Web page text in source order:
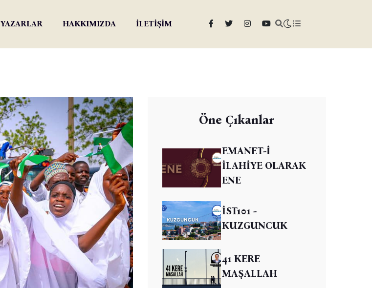
YAZARLAR HAKKIMIZDA İLETİŞİM
Öne Çıkanlar
EMANET-İ
İLAHİYE OLARAK
ENE
İST101 -
KUZGUNCUK
41 KERE
MAŞALLAH